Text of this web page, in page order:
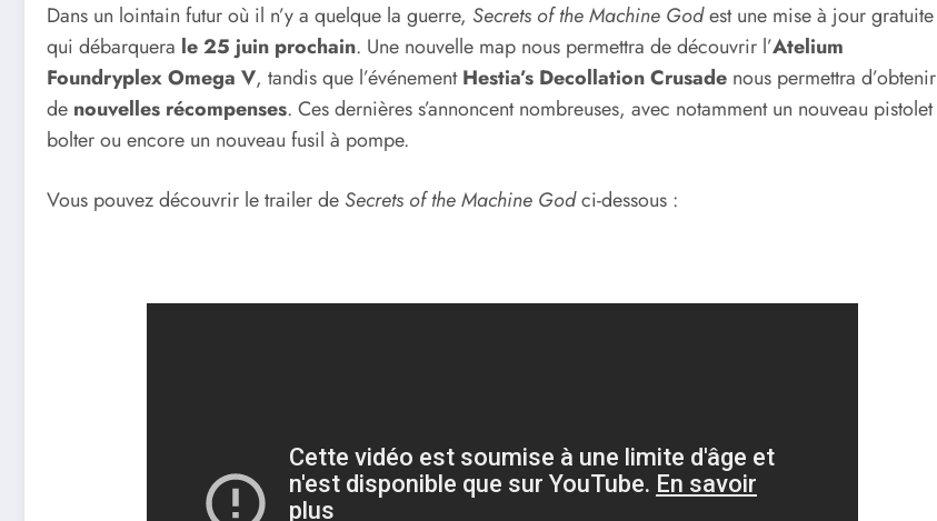
Dans un lointain futur où il n’y a quelque la guerre, Secrets of the Machine Godest une mise à jour gratuite
qui débarquera le 25 juin prochain. Une nouvelle map nous permettra de découvrir l’Atelium
Foundryplex Omega V, tandis que l’événementHestia’s Decollation Crusade nous permettra d’obtenir
de nouvelles récompenses. Ces dernières s’annoncent nombreuses, avec notamment un nouveau pistolet
bolter ou encore un nouveau fusil à pompe.
Vous pouvez découvrir le trailer de Secrets of the Machine Godci-dessous :